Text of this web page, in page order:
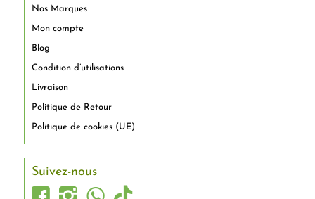
Nos Marques
Mon compte
Blog
Condition d’utilisations
Livraison
Politique de Retour
Politique de cookies (UE)
Suivez-nous